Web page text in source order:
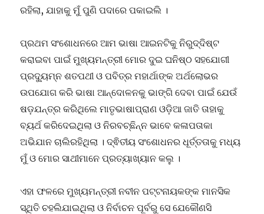
ରହିଲା, ଯାହାକୁ ମୁଁ ପୁଣି ପଦାରେ ପକାଇଲି ।
ପ୍ରଥମ ସଂଶୋଧନରେ ଆମ ଭାଷା ଆଇନଟିକୁ ନିରୁଦ୍ଦିଷ୍ଟ
କରାଇବା ପାଇଁ ମୁଖ୍ୟମନ୍ତ୍ରୀ ମୋର ଦୁଇ ଘନିଷ୍ଠ ସହଯୋଗୀ
ପ୍ରଦ୍ୟୁମ୍ନ ଶତପଥୀ ଓ ପବିତ୍ର ମହାର୍ଥାଙ୍କ ଅର୍ଥଲୋଭର
ଉପଯୋଗ କରି ଭାଷା ଆନ୍ଦୋଳନକୁ ଭାଙ୍ଗି ଦେବା ପାଇଁ ଯେଉଁ
ଷଡ଼ଯନ୍ତ୍ର କରିଥିଲେ ମାତୃଭାଷାପ୍ରାଣ ଓଡ଼ିଆ ଜାତି ତାହାକୁ
ବ୍ୟର୍ଥ କରିଦେଇଥିଲା ଓ ନିରବଚ୍ଛିନ୍ନ ଭାବେ କଳାପତାକା
ଅଭିଯାନ ଚାଲିରହିଥିଲା । ଦ୍ଵିତୀୟ ସଂଶୋଧନର ଧୂର୍ତ୍ତତାକୁ ମଧ୍ୟ
ମୁଁ ଓ ମୋର ସାଥୀମାନେ ପ୍ରତ୍ୟାଖ୍ୟାନ କଲୁ ।
ଏହା ଫଳରେ ମୁଖ୍ୟମନ୍ତ୍ରୀ ନବୀନ ପଟ୍ଟନାୟକଙ୍କ ମାନସିକ
ସ୍ଥିତି ଚହଲିଯାଇଥିଲା ଓ ନିର୍ବାଚନ ପୂର୍ବରୁ ସେ ଯେକୌଣସି